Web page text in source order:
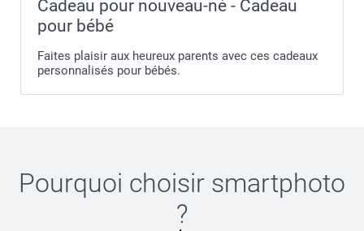
Bien cordialement,
Julie@Smartphoto
Cadeau pour nouveau-né - Cadeau
pour bébé
Faites plaisir aux heureux parents avec ces cadeaux
personnalisés pour bébés.
Pourquoi choisir smartphoto
?